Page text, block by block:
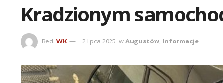
Kradzionym
Red. WK 2 lipca 2025 wAugustów, Informacje